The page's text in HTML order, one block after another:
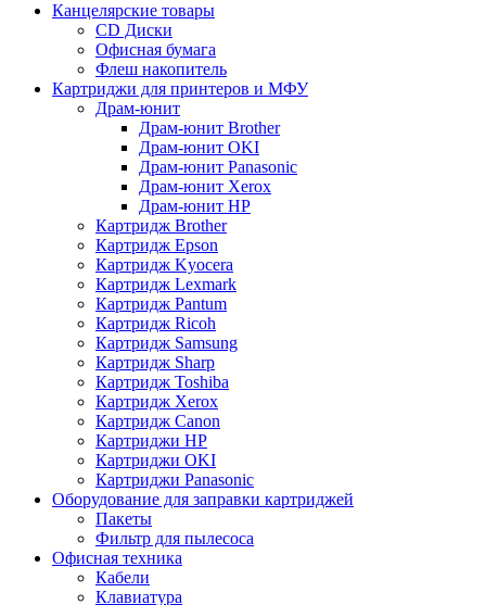
Канцелярские товары
CD Диски
Офисная бумага
Флеш накопитель
Картриджи для принтеров и МФУ
Драм-юнит
Драм-юнит Brother
Драм-юнит OKI
Драм-юнит Panasonic
Драм-юнит Xerox
Драм-юнит НР
Картридж Brother
Картридж Epson
Картридж Kyocera
Картридж Lexmark
Картридж Pantum
Картридж Ricoh
Картридж Samsung
Картридж Sharp
Картридж Toshiba
Картридж Xerox
Картридж Сanon
Картриджи HP
Картриджи OKI
Картриджи Panasonic
Оборудование для заправки картриджей
Пакеты
Фильтр для пылесоса
Офисная техника
Кабели
Клавиатура